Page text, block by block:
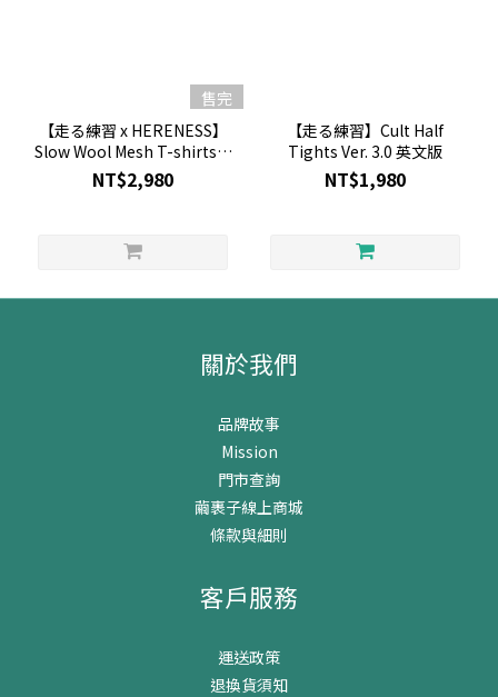
售完
【走る練習 x HERENESS】
Slow Wool Mesh T-shirts・
岩石灰
NT$2,980
【走る練習】Cult Half
Tights Ver. 3.0 英文版
NT$1,980
關於我們
品牌故事
Mission
門市查詢
繭裹子線上商城
條款與細則
客戶服務
運送政策
退換貨須知